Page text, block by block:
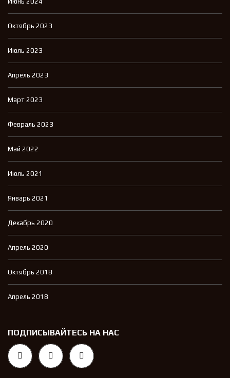
Октябрь 2023
Июль 2023
Апрель 2023
Март 2023
Февраль 2023
Май 2022
Июль 2021
Январь 2021
Декабрь 2020
Апрель 2020
Октябрь 2018
Апрель 2018
ПОДПИСЫВАЙТЕСЬ НА НАС